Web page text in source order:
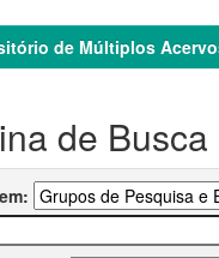
de Múltiplos
de Busca